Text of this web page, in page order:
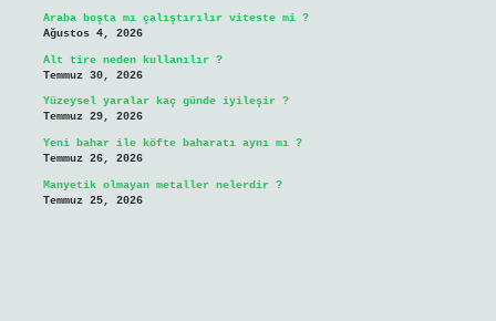
Araba boşta mı çalıştırılır viteste mi ?
Ağustos 4, 2026
Alt tire neden kullanılır ?
Temmuz 30, 2026
Yüzeysel yaralar kaç günde iyileşir ?
Temmuz 29, 2026
Yeni bahar ile köfte baharatı aynı mı ?
Temmuz 26, 2026
Manyetik olmayan metaller nelerdir ?
Temmuz 25, 2026